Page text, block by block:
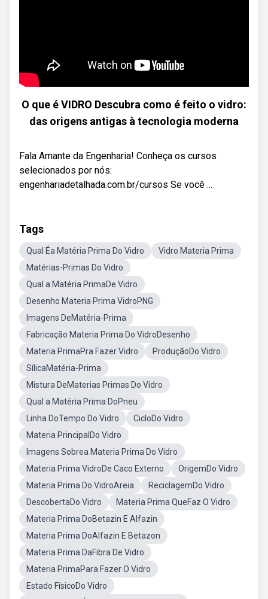
O que é VIDRO Descubra como é feito o vidro:
das origens antigas à tecnologia moderna
Fala Amante da Engenharia! Conheça os cursos
selecionados por nós:
engenhariadetalhada.com.br/cursos Se você ...
Tags
Qual Éa Matéria Prima Do Vidro
Vidro Materia Prima
Matérias-Primas Do Vidro
Qual a Matéria PrimaDe Vidro
Desenho Materia Prima VidroPNG
Imagens DeMatéria-Prima
Fabricação Materia Prima Do VidroDesenho
Materia PrimaPra Fazer Vidro
ProduçãoDo Vidro
SílicaMatéria-Prima
Mistura DeMaterias Primas Do Vidro
Qual a Matéria Prima DoPneu
Linha DoTempo Do Vidro
CicloDo Vidro
Materia PrincipalDo Vidro
Imagens Sobrea Materia Prima Do Vidro
Materia Prima VidroDe Caco Externo
OrigemDo Vidro
Materia Prima Do VidroAreia
ReciclagemDo Vidro
DescobertaDo Vidro
Materia Prima QueFaz O Vidro
Materia Prima DoBetazin E Alfazin
Materia Prima DoAlfazin E Betazon
Materia Prima DaFibra De Vidro
Materia PrimaPara Fazer O Vidro
Estado FísicoDo Vidro